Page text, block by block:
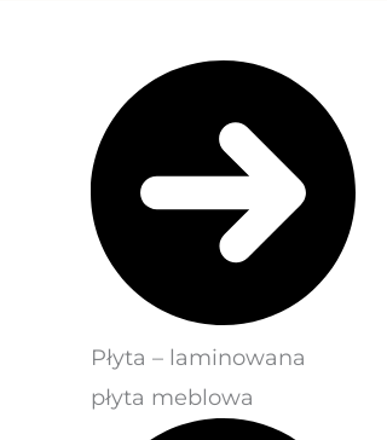
Płyta – laminowana
płyta meblowa